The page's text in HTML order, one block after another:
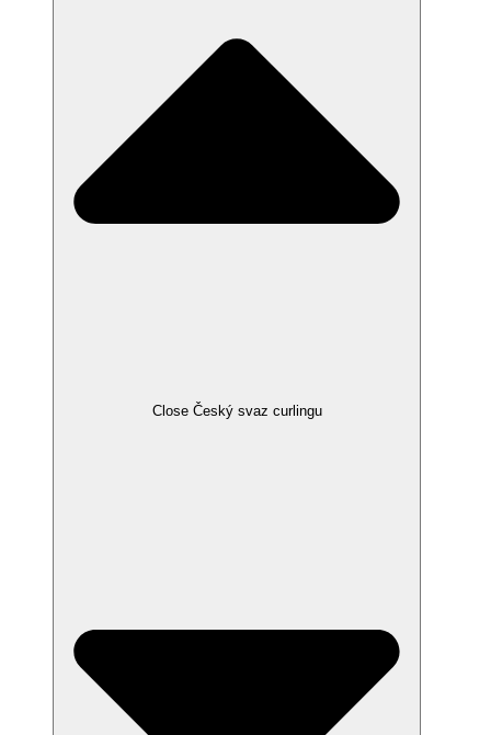
Close Český svaz curlingu